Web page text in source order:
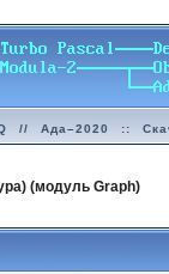
// Ада–2020 ::
(модуль Graph)